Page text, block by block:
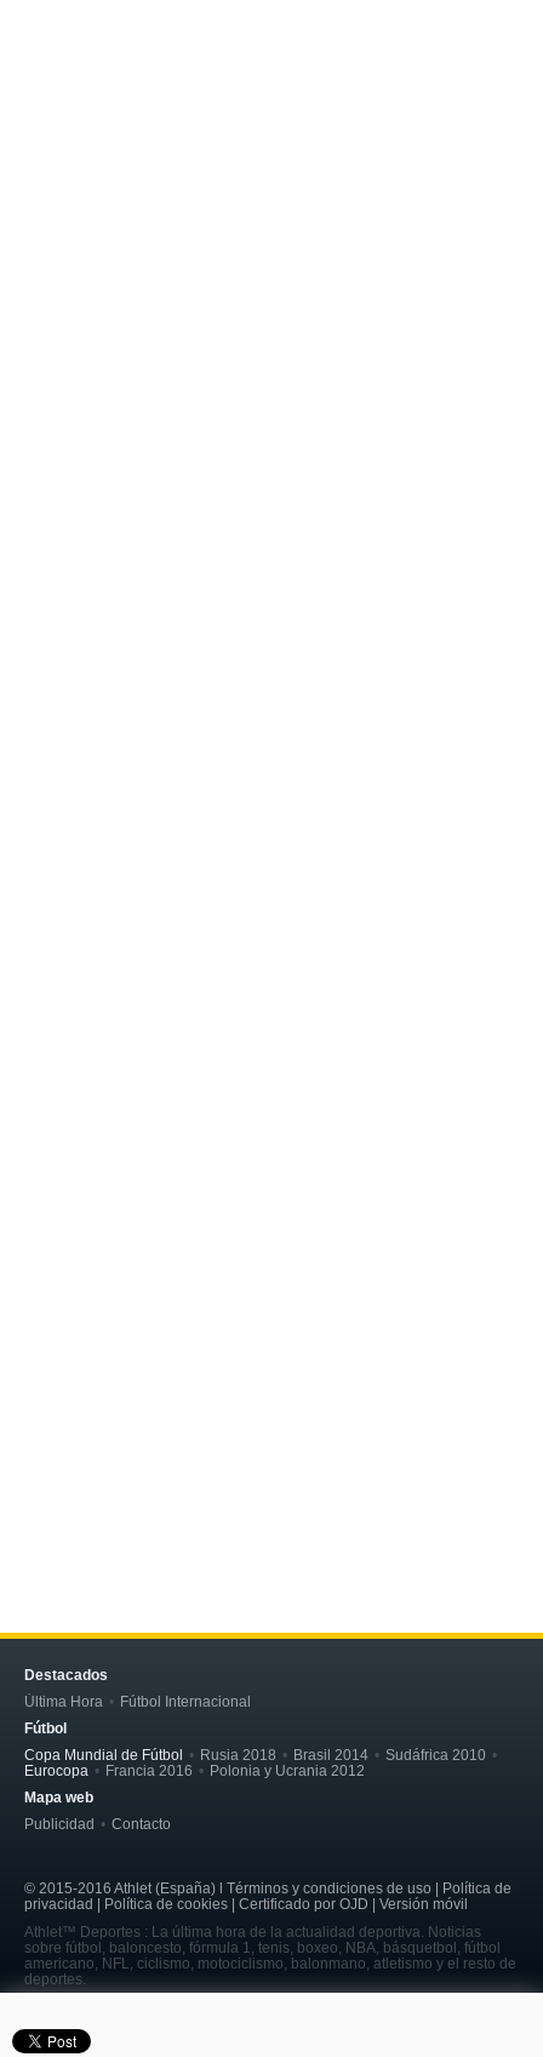
Destacados
Última Hora
Fútbol Internacional
Fútbol
Copa Mundial de Fútbol
Rusia 2018 Brasil 2014
Sudáfrica 2010
Eurocopa
Francia 2016
Polonia y Ucrania 2012
Mapa web
Publicidad
Contacto
© 2015-2016 Athlet (España) l Términos y condiciones de uso | Política de
privacidad | Política de cookies | Certificado por OJD | Versión móvil
Athlet™ Deportes : La última hora de la actualidad deportiva. Noticias
sobre fútbol, baloncesto, fórmula 1, tenis, boxeo, NBA, básquetbol, fútbol
americano, NFL, ciclismo, motociclismo, balonmano, atletismo y el resto de
deportes.